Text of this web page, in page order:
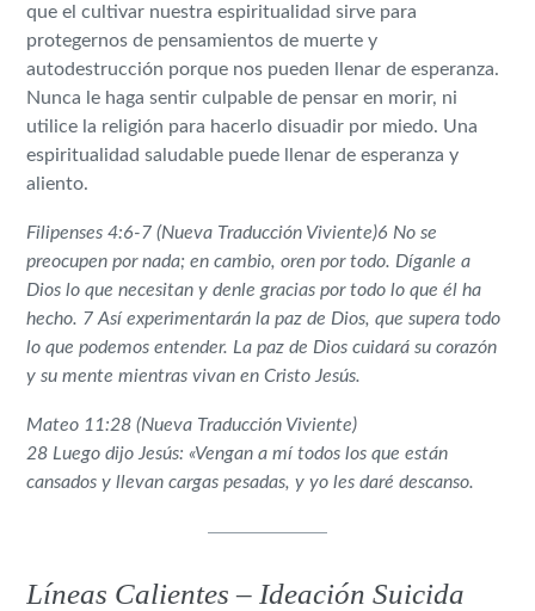
que el cultivar nuestra espiritualidad sirve para
protegernos de pensamientos de muerte y
autodestrucción porque nos pueden llenar de esperanza.
Nunca le haga sentir culpable de pensar en morir, ni
utilice la religión para hacerlo disuadir por miedo. Una
espiritualidad saludable puede llenar de esperanza y
aliento.
Filipenses 4:6-7(Nueva Traducción Viviente)6 No se
preocupen por nada; en cambio, oren por todo. Díganle a
Dios lo que necesitan y denle gracias por todo lo que él ha
hecho. 7 Así experimentarán la paz de Dios, que supera todo
lo que podemos entender. La paz de Dios cuidará su corazón
y su mente mientras vivan en Cristo Jesús.
Mateo 11:28 (Nueva Traducción Viviente)
28 Luego dijo Jesús: «Vengan a mí todos los que están
cansados y llevan cargas pesadas, y yo les daré descanso.
Líneas Calientes – Ideación Suicida